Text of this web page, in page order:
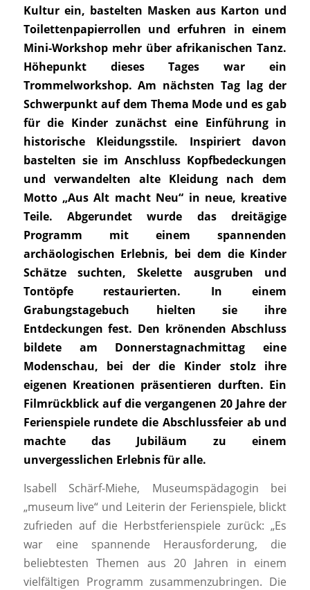
Kultur ein, bastelten Masken aus Karton und
Toilettenpapierrollen und erfuhren in einem
Mini-Workshop mehr über afrikanischen Tanz.
Höhepunkt dieses Tages war ein
Trommelworkshop. Am nächsten Tag lag der
Schwerpunkt auf dem Thema Mode und es gab
für die Kinder zunächst eine Einführung in
historische Kleidungsstile. Inspiriert davon
bastelten sie im Anschluss Kopfbedeckungen
und verwandelten alte Kleidung nach dem
Motto „Aus Alt macht Neu“ in neue, kreative
Teile. Abgerundet wurde das dreitägige
Programm mit einem spannenden
archäologischen Erlebnis, bei dem die Kinder
Schätze suchten, Skelette ausgruben und
Tontöpfe restaurierten. In einem
Grabungstagebuch hielten sie ihre
Entdeckungen fest. Den krönenden Abschluss
bildete am Donnerstagnachmittag eine
Modenschau, bei der die Kinder stolz ihre
eigenen Kreationen präsentieren durften. Ein
Filmrückblick auf die vergangenen 20 Jahre der
Ferienspiele rundete die Abschlussfeier ab und
machte das Jubiläum zu einem
unvergesslichen Erlebnis für alle.
Isabell Schärf-Miehe, Museumspädagogin bei
„museum live“ und Leiterin der Ferienspiele, blickt
zufrieden auf die Herbstferienspiele zurück: „Es
war eine spannende Herausforderung, die
beliebtesten Themen aus 20 Jahren in einem
vielfältigen Programm zusammenzubringen. Die